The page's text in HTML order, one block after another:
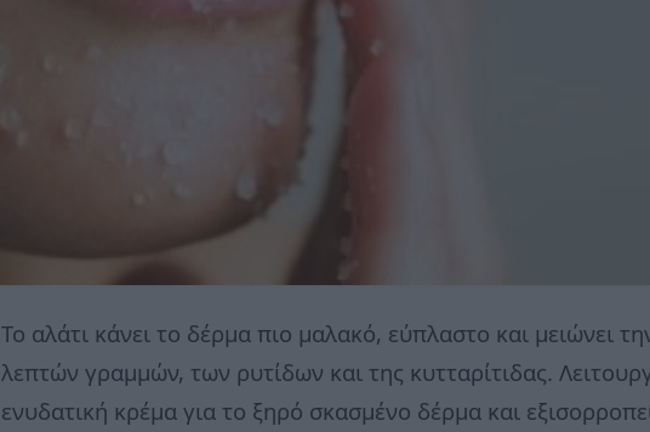
Το αλάτι κάνει το δέρμα πιο μαλακό, εύπλαστο και μειώνει
λεπτών γραμμών, των ρυτίδων και της κυτταρίτιδας.
ενυδατική κρέμα για το ξηρό σκασμένο δέρμα και